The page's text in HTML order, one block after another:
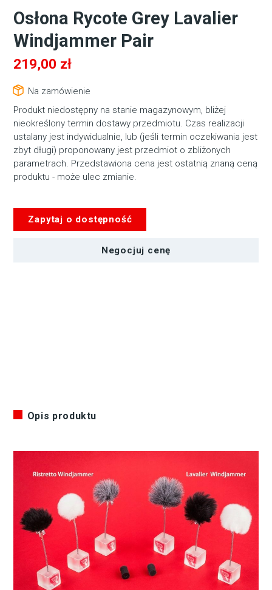
Osłona Rycote Grey Lavalier
Windjammer Pair
219,00 zł
Na zamówienie
Produkt niedostępny na stanie magazynowym, bliżej
nieokreślony termin dostawy przedmiotu. Czas realizacji
ustalany jest indywidualnie, lub (jeśli termin oczekiwania jest
zbyt długi) proponowany jest przedmiot o zbliżonych
parametrach. Przedstawiona cena jest ostatnią znaną ceną
produktu - może ulec zmianie.
Zapytaj o dostępność
Negocjuj cenę
Opis produktu